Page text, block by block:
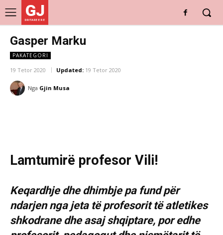
GJ
DRITARE E RE
Gasper Marku
PAKATEGORI
19 Tetor 2020 Updated: 19 Tetor 2020
Nga Gjin Musa
Lamtumirë profesor Vili!
Keqardhje dhe dhimbje pa fund për
ndarjen nga jeta të profesorit të atletikes
shkodrane dhe asaj shqiptare, por edhe